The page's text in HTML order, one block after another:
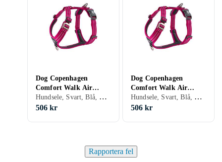
Dog Copenhagen
Comfort Walk Air
Harness S
Hundsele, Svart, Blå, Röd, Orange, Grön, Rosa, Lila, Hundar
506 kr
Dog Copenhagen
Comfort Walk Air
Harness M
Hundsele, Svart, Blå, Röd, Orange, Grön, Rosa, Lila, Hundar
506 kr
Rapportera fel